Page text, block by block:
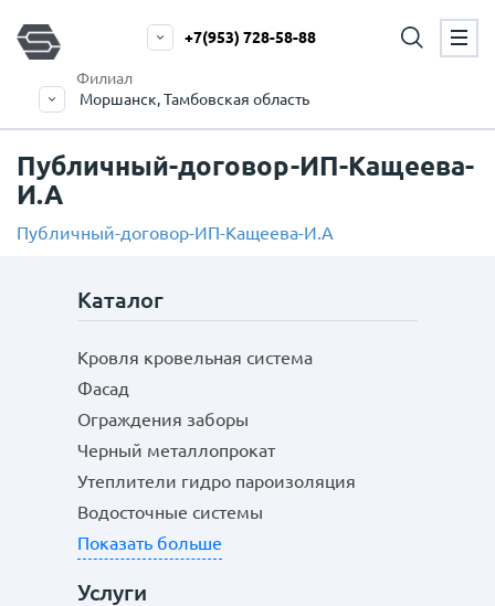
Филиал
Моршанск, Тамбовская область
+7(953) 728-58-88
Публичный-договор-ИП-Кащеева-
И.А
Публичный-договор-ИП-Кащеева-И.А
Каталог
Кровля кровельная система
Фасад
Ограждения заборы
Черный металлопрокат
Утеплители гидро пароизоляция
Водосточные системы
Показать больше
Услуги